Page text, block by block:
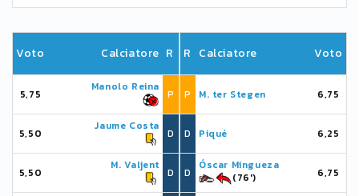
Voto Calciatore R
5,75
Manolo Reina
P
5,50
Jaume Costa
D
5,50
M. Valjent
D
R Calciatore Voto
P M. ter Stegen 6,75
D Piqué 6,25
D
Óscar Mingueza
(76')
6,75